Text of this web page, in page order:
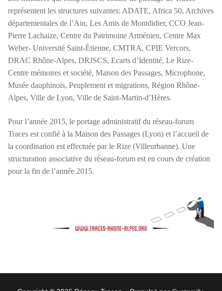
représentent les structures suivantes: ADATE, Africa 50, Archives
départementales de l’Ain, Les Amis de Montdidier, CCO Jean-
Pierre Lachaize, Centre du Patrimoine Arménien, Centre Max
Weber- Université Saint-Étienne, CMTRA, CPIE Vercors,
DRAC Rhône-Alpes, DRJSCS, Ecarts d’Identité, Le Rize-
Centre mémoires et société, Maison des Passages, Microphone,
Musée dauphinois, Peuplement et migrations, Région Rhône-
Alpes, Ville de Lyon, Ville de Saint-Martin-d’Hères.
Pour l’année 2015, le portage administratif du réseau-forum
Traces est confié à la Maison des Passages (Lyon) et l’accueil de
la coordination est effectuée par le Rize (Villeurbanne). Une
structuration associative du réseau-forum est en cours de création
pour la fin de l’année 2015.